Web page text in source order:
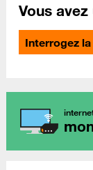
Vous
Interrogez